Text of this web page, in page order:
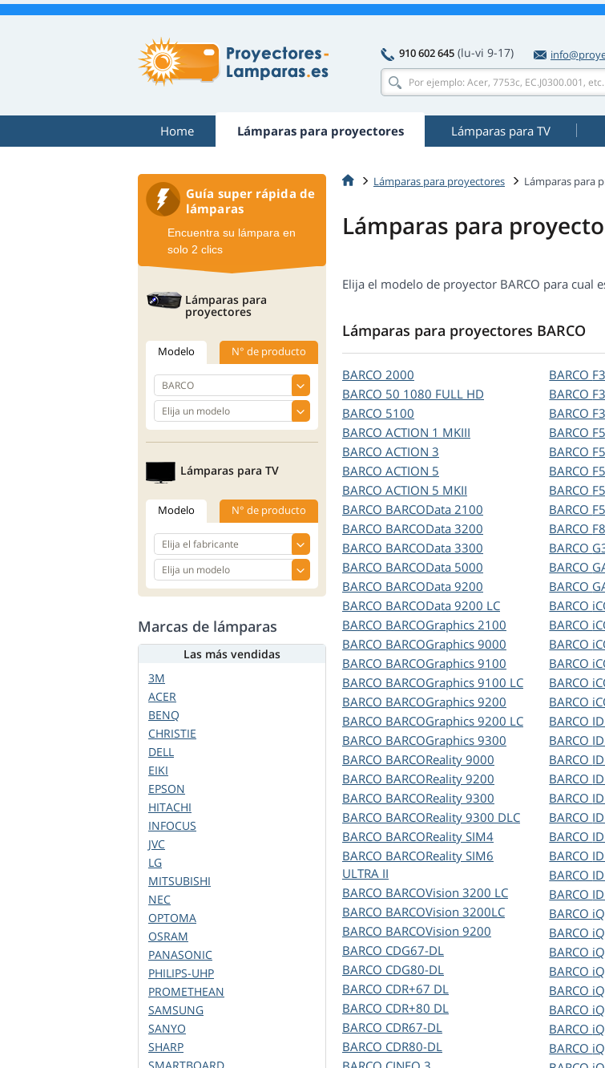
910 602 645 (lu-vi 9-17)
Home Lámparas para proyectores Lámparas para TV
Lámparas para proyectores Lámparas para
Lámparas para
Elija el modelo de proyector BARCO para cual
Lámparas para proyectores BARCO
BARCO 2000
BARCO 50 1080 FULL HD
BARCO 5100
BARCO ACTION 1 MKIII
BARCO ACTION 3
BARCO ACTION 5
BARCO ACTION 5 MKII
BARCO BARCOData 2100
BARCO BARCOData 3200
BARCO BARCOData 3300
BARCO BARCOData 5000
BARCO BARCOData 9200
BARCO BARCOData 9200 LC
BARCO BARCOGraphics 2100
BARCO BARCOGraphics 9000
BARCO BARCOGraphics 9100
BARCO BARCOGraphics 9100 LC
BARCO BARCOGraphics 9200
BARCO BARCOGraphics 9200 LC
BARCO BARCOGraphics 9300
BARCO BARCOReality 9000
BARCO BARCOReality 9200
BARCO BARCOReality 9300
BARCO BARCOReality 9300 DLC
BARCO BARCOReality SIM4
BARCO BARCOReality SIM6
ULTRA II
BARCO BARCOVision 3200 LC
BARCO BARCOVision 3200LC
BARCO BARCOVision 9200
BARCO CDG67-DL
BARCO CDG80-DL
BARCO CDR+67 DL
BARCO CDR+80 DL
BARCO CDR67-DL
BARCO CDR80-DL
BARCO
BARCO
BARCO
BARCO
BARCO
BARCO
BARCO
BARCO
BARCO
BARCO
BARCO
BARCO
BARCO
BARCO
BARCO
BARCO
BARCO
BARCO
BARCO
BARCO
BARCO
BARCO
BARCO
BARCO
BARCO
BARCO
BARCO
BARCO
BARCO
BARCO
BARCO
BARCO
BARCO
BARCO
BARCO
BARCO
Guía super rápida de
lámparas
Encuentra su lámpara en
solo 2 clics
Lámparas para
proyectores
Modelo N° de producto
Lámparas para TV
Modelo N° de producto
Marcas de lámparas
Las más vendidas
3M
ACER
BENQ
CHRISTIE
DELL
EIKI
EPSON
HITACHI
INFOCUS
JVC
LG
MITSUBISHI
NEC
OPTOMA
OSRAM
PANASONIC
PHILIPS-UHP
PROMETHEAN
SAMSUNG
SANYO
SHARP